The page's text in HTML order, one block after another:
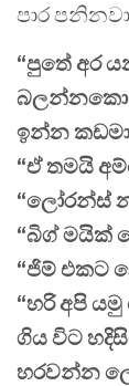
පාර
“පුතේ අර
බලන්නකො
ඉන්න
“ඒ තමයි
“ලෝරන්ස්
“බිග් මයික්
“ජිම් එකට
“හරි අපි
ගිය විට
හරවන්න